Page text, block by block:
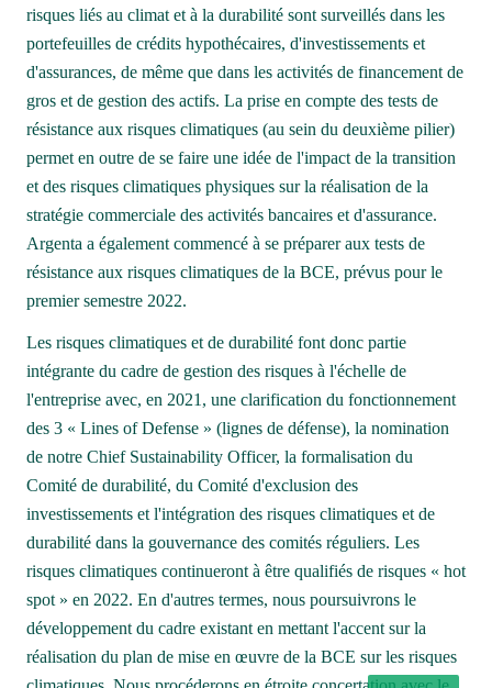
risques liés au climat et à la durabilité sont surveillés dans les
portefeuilles de crédits hypothécaires, d'investissements et
d'assurances, de même que dans les activités de financement de
gros et de gestion des actifs. La prise en compte des tests de
résistance aux risques climatiques (au sein du deuxième pilier)
permet en outre de se faire une idée de l'impact de la transition
et des risques climatiques physiques sur la réalisation de la
stratégie commerciale des activités bancaires et d'assurance.
Argenta a également commencé à se préparer aux tests de
résistance aux risques climatiques de la BCE, prévus pour le
premier semestre 2022.
Les risques climatiques et de durabilité font donc partie
intégrante du cadre de gestion des risques à l'échelle de
l'entreprise avec, en 2021, une clarification du fonctionnement
des 3 « Lines of Defense » (lignes de défense), la nomination
de notre Chief Sustainability Officer, la formalisation du
Comité de durabilité, du Comité d'exclusion des
investissements et l'intégration des risques climatiques et de
durabilité dans la gouvernance des comités réguliers. Les
risques climatiques continueront à être qualifiés de risques « hot
spot » en 2022. En d'autres termes, nous poursuivrons le
développement du cadre existant en mettant l'accent sur la
réalisation du plan de mise en œuvre de la BCE sur les risques